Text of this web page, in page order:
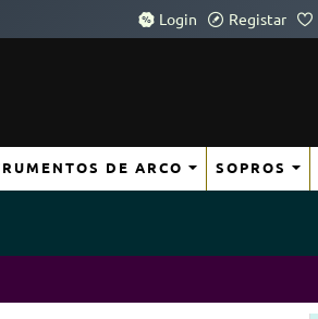
Login Registar
DE ARCO SOPROS